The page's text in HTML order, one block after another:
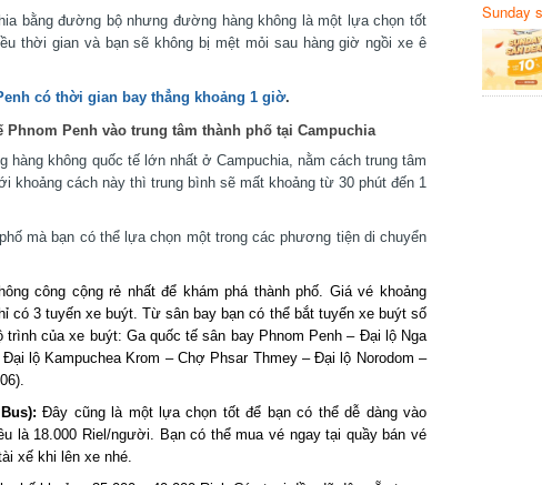
bằng đường bộ nhưng đường hàng không là một lựa chọn tốt
thời gian và bạn sẽ không bị mệt mỏi sau hàng giờ ngồi xe ê
có thời gian bay thẳng khoảng 1 giờ.
Penh vào trung tâm thành phố tại Campuchia
hàng không quốc tế lớn nhất ở Campuchia, nằm cách trung tâm
khoảng cách này thì trung bình sẽ mất khoảng từ 30 phút đến 1
mà bạn có thể lựa chọn một trong các phương tiện di chuyển
công cộng rẻ nhất để khám phá thành phố. Giá vé khoảng
có 3 tuyến xe buýt. Từ sân bay bạn có thể bắt tuyến xe buýt số
của xe buýt: Ga quốc tế sân bay Phnom Penh – Đại lộ Nga
lộ Kampuchea Krom – Chợ Phsar Thmey – Đại lộ Norodom –
Đây cũng là một lựa chọn tốt để bạn có thể dễ dàng vào
là 18.000 Riel/người. Bạn có thể mua vé ngay tại quầy bán vé
xế khi lên xe nhé.
Sunday